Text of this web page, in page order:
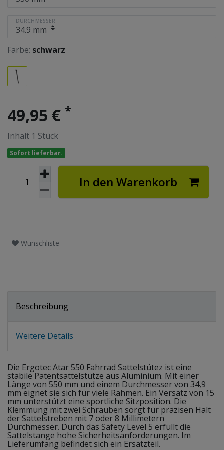
DURCHMESSER
Farbe: schwarz
49,95 € *
Inhalt 1 Stück
Sofort lieferbar.
In den Warenkorb
Wunschliste
Beschreibung
Weitere Details
Die Ergotec Atar 550 Fahrrad Sattelstütez ist eine
stabile Patentsattelstütze aus Aluminium. Mit einer
Länge von 550 mm und einem Durchmesser von 34,9
mm eignet sie sich für viele Rahmen. Ein Versatz von 15
mm unterstützt eine sportliche Sitzposition. Die
Klemmung mit zwei Schrauben sorgt für präzisen Halt
der Sattelstreben mit 7 oder 8 Millimetern
Durchmesser. Durch das Safety Level 5 erfüllt die
Sattelstange hohe Sicherheitsanforderungen. Im
Lieferumfang befindet sich ein Ersatzteil.